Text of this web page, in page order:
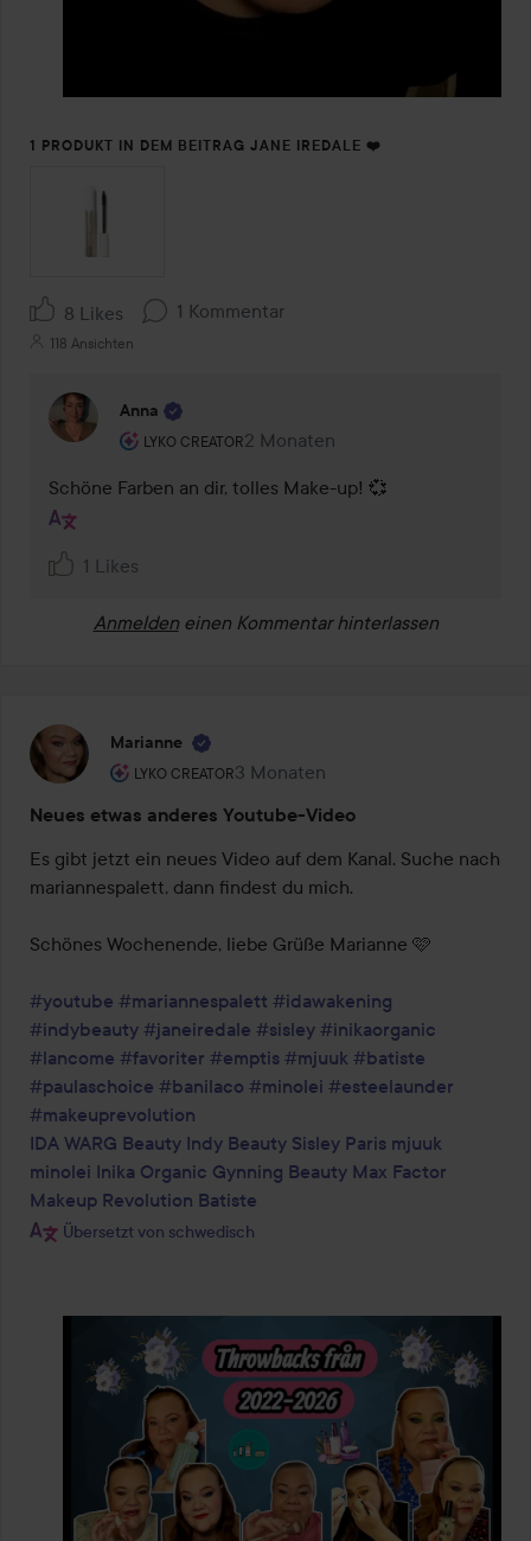
1 PRODUKT IN DEM BEITRAG JANE IREDALE ❤️
8 Likes 1 Kommentar
118 Ansichten
Anna
LYKO CREATOR
Rolle des Benutzers: Lyko Creator.
2 Monaten
Kommentaren lades 2 Monaten
Schöne Farben an dir, tolles Make-up! 💞
1 Likes
Anmelden einen Kommentar hinterlassen
Marianne
LYKO CREATOR
Rolle des Benutzers: Lyko Creator.
3 Monaten
Der Beitrag wurde 3 Monaten
Neues etwas anderes Youtube-Video
Es gibt jetzt ein neues Video auf dem Kanal. Suche nach
mariannespalett, dann findest du mich.
Schönes Wochenende, liebe Grüße Marianne 🩷
#youtube #mariannespalett #idawakening
#indybeauty #janeiredale #sisley #inikaorganic
#lancome #favoriter #emptis #mjuuk #batiste
#paulaschoice #banilaco #minolei #esteelaunder
#makeuprevolution
IDA WARG Beauty Indy Beauty Sisley Paris mjuuk
minolei Inika Organic Gynning Beauty Max Factor
Makeup Revolution Batiste
Übersetzt von schwedisch